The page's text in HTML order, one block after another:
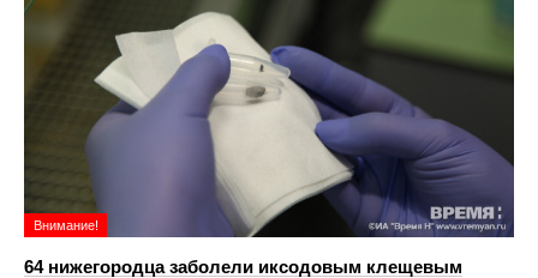
Внимание!
64 нижегородца заболели иксодовым клещевым